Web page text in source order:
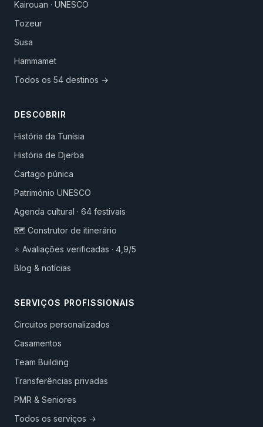
Kairouan · UNESCO
Tozeur
Susa
Hammamet
Todos os 54 destinos →
DESCOBRIR
História da Tunísia
História de Djerba
Cartago púnica
Património UNESCO
Agenda cultural · 64 festivais
🗺️ Construtor de itinerário
⭐ Avaliações verificadas · 4,9/5
Blog & notícias
SERVIÇOS PROFISSIONAIS
Circuitos personalizados
Casamentos
Team Building
Transferências privadas
PMR & Seniores
Todos os serviços →